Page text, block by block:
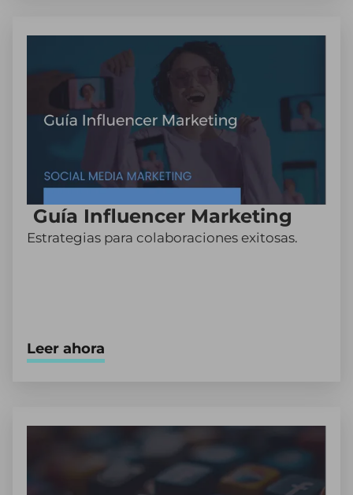
Guía Influencer Marketing
Estrategias para colaboraciones exitosas.
Leer ahora